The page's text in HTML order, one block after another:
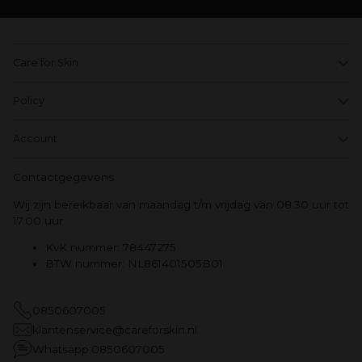
Care for Skin
Policy
Account
Contactgegevens
Wij zijn bereikbaar van maandag t/m vrijdag van 08.30 uur tot
17.00 uur
KvK nummer: 78447275
BTW nummer: NL861401505B01
0850607005
klantenservice@careforskin.nl
Whatsapp:0850607005